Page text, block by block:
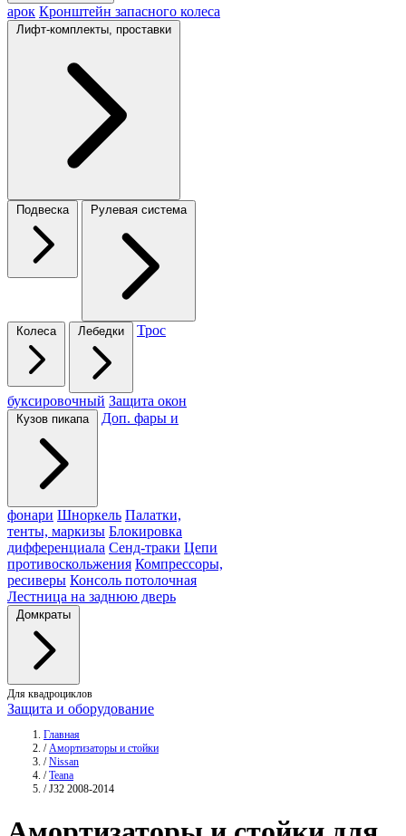
арок Кронштейн запасного колеса
Лифт-комплекты, проставки
Подвеска Рулевая система
Колеса Лебедки Трос
буксировочный Защита окон
Кузов пикапа Доп. фары и
фонари Шноркель Палатки,
тенты, маркизы Блокировка
дифференциала Сенд-траки Цепи
противоскольжения Компрессоры,
ресиверы Консоль потолочная
Лестница на заднюю дверь
Домкраты
Для квадроциклов
Защита и оборудование
Главная
/ Амортизаторы и стойки
/ Nissan
/ Teana
/ J32 2008-2014